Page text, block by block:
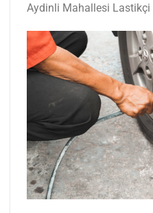
Aydinli Mahallesi Lastikçi